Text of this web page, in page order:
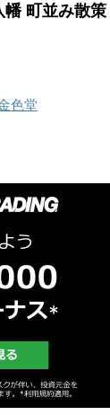
幡 町並み散策
色堂